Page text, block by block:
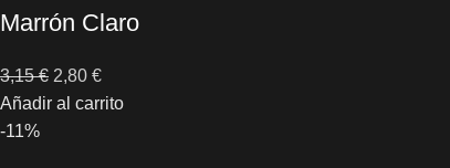
Marrón Claro
3,15€ 2,80 €
Añadir al carrito
-11%